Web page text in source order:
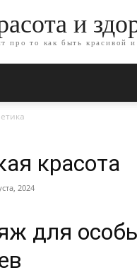
и
про то как быть красивой и
красота
2024
для